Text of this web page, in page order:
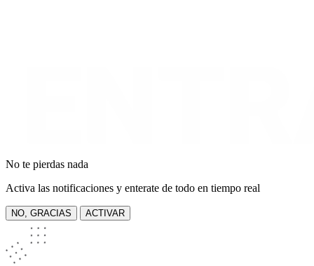
No te pierdas nada
Activa las notificaciones y enterate de todo en tiempo real
NO, GRACIAS ACTIVAR